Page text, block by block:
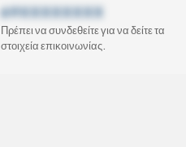
69XXXXXXXX
Πρέπει να συνδεθείτε για να δείτε τα
στοιχεία επικοινωνίας.